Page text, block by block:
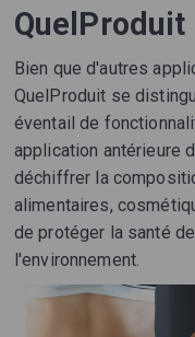
QuelProduit
Bien que d'autres
QuelProduit se
éventail de
application antérieure
déchiffrer la
alimentaires,
de protéger la santé
l'environnement.